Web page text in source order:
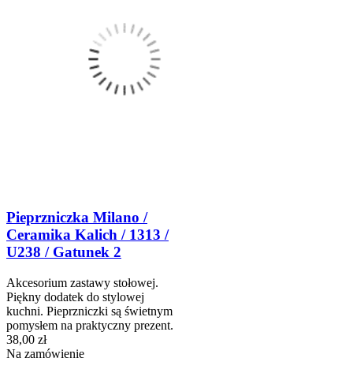
Pieprzniczka Milano /
Ceramika Kalich / 1313 /
U238 / Gatunek 2
Akcesorium zastawy stołowej.
Piękny dodatek do stylowej
kuchni. Pieprzniczki są świetnym
pomysłem na praktyczny prezent.
38,00 zł
Na zamówienie